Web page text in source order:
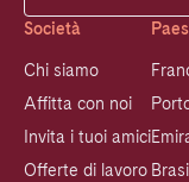
Società
Chi siamo
Affitta con noi
Invita i tuoi amici
Offerte di lavoro